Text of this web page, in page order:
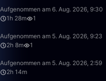
Aufgenommen am 6. Aug. 2026, 9:30
1h 28m
1
Aufgenommen am 5. Aug. 2026, 9:23
2h 8m
1
Aufgenommen am 5. Aug. 2026, 2:59
2h 14m